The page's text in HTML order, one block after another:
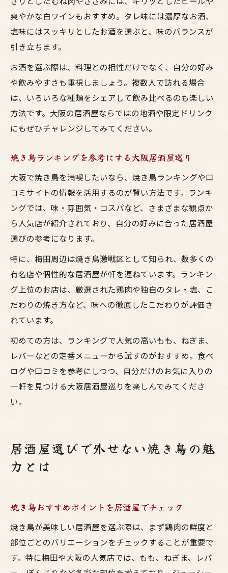
爽やかな白ワインもおすすめ。タレ味には濃厚なお酒、
塩味にはスッキリとしたお酒を選ぶと、味のバランスが
引き立ちます。
お酒を選ぶ際は、料理との相性だけでなく、自分の好み
や飲みやすさも重視しましょう。複数人で訪れる場合
は、いろいろな種類をシェアして飲み比べるのも楽しい
方法です。大阪の居酒屋ならではの地酒や限定ドリンク
にもぜひチャレンジしてみてください。
焼き鳥ランキングを参考にする大阪居酒屋巡り
大阪で焼き鳥を満喫したいなら、焼き鳥ランキングや口
コミサイトの情報を活用するのが賢い方法です。ランキ
ングでは、味・雰囲気・コスパなど、さまざまな観点か
ら人気店が紹介されており、自分の好みに合った居酒屋
選びの参考になります。
特に、梅田周辺は焼き鳥激戦区として知られ、数多くの
有名店や個性的な居酒屋が軒を連ねています。ランキン
グ上位のお店は、厳選された鶏肉や独自のタレ・塩、こ
だわりの焼き方など、味への徹底したこだわりが評価さ
れています。
初めての方は、ランキングで人気の高いもも、ねぎま、
レバーなどの定番メニューから試すのがおすすめ。食べ
ログや口コミを参考にしつつ、自分だけのお気に入りの
一軒を見つける大阪居酒屋巡りを楽しんでみてくださ
い。
居酒屋選びで外せない焼き鳥の魅
力とは
焼き鳥おすすめポイントを居酒屋でチェック
焼き鳥が美味しい居酒屋を選ぶ際は、まず鶏肉の鮮度と
部位ごとのバリエーションをチェックすることが重要で
す。特に梅田や大阪の人気店では、もも、ねぎま、レバ